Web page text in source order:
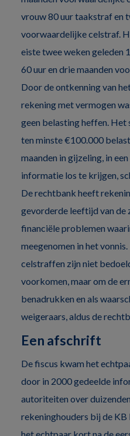
vrouw 80 uur taakstraf en
voorwaardelijke celstraf.
eiste twee weken geleden
60 uur en drie maanden
Door de ontkenning van
rekening met vermogen
geen belasting heffen.
ten minste €100.000
maanden in gijzeling, in
informatie los te krijgen,
De rechtbank heeft
gevorderde leeftijd van de
financiële problemen
meegenomen in het
celstraffen zijn niet
voorkomen, maar om de
benadrukken en als
weigeraars, aldus de
Een afschrift
De fiscus kwam het
door in 2000 gedeelde
autoriteiten over
rekeninghouders bij de